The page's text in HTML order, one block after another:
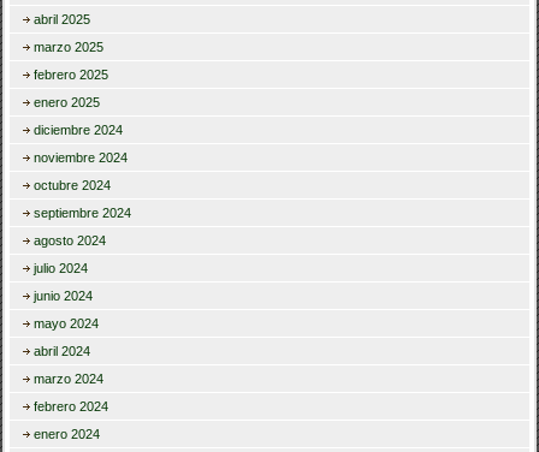
abril 2025
marzo 2025
febrero 2025
enero 2025
diciembre 2024
noviembre 2024
octubre 2024
septiembre 2024
agosto 2024
julio 2024
junio 2024
mayo 2024
abril 2024
marzo 2024
febrero 2024
enero 2024